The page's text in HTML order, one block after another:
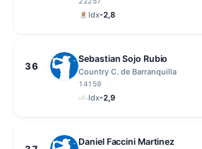
Idx-2,8
36
Sebastian Sojo Rubio
Country C. de Barranquilla
14159
Idx-2,9
Daniel Faccini Martinez